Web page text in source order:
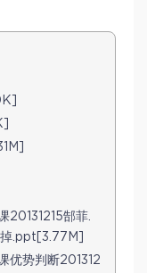
20131215郜菲.
.ppt[3.77M]
优势判断201312